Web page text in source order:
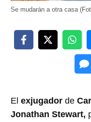
Se mudarán a otra casa
Elexjugador de
Jonathan Stewart,